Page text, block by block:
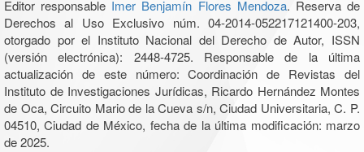
Editor responsable Imer Benjamín Flores Mendoza. Reserva de
Derechos al Uso Exclusivo núm. 04-2014-052217121400-203,
otorgado por el Instituto Nacional del Derecho de Autor, ISSN
(versión electrónica): 2448-4725. Responsable de la última
actualización de este número: Coordinación de Revistas del
Instituto de Investigaciones Jurídicas, Ricardo Hernández Montes
de Oca, Circuito Mario de la Cueva s/n, Ciudad Universitaria, C. P.
04510, Ciudad de México, fecha de la última modificación: marzo
de 2025.